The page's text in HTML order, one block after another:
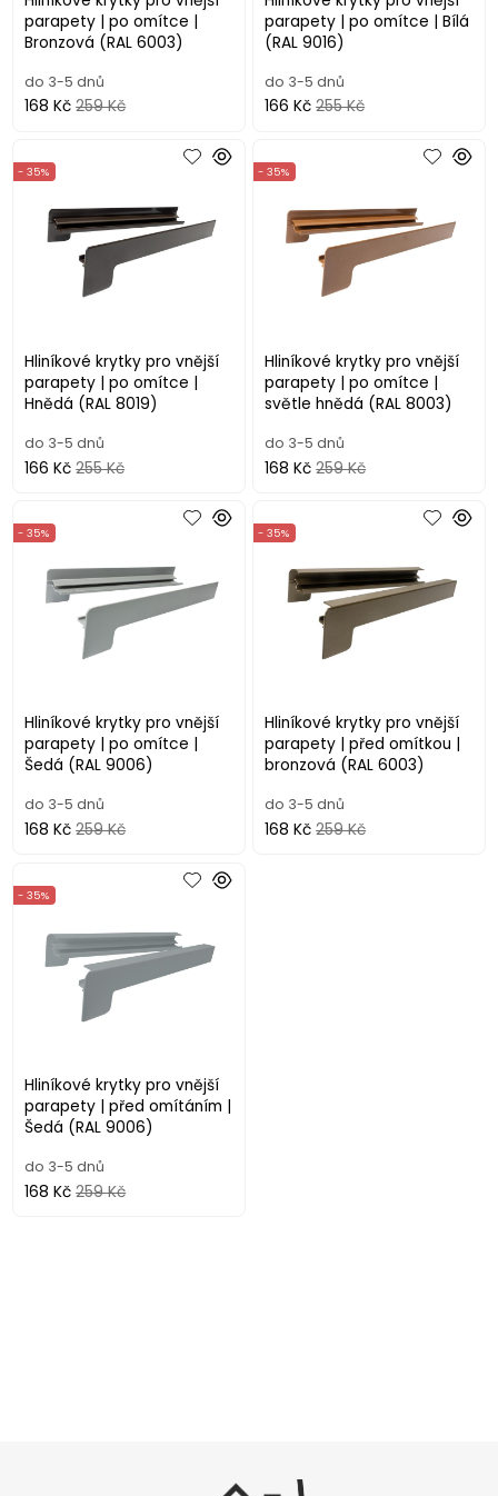
parapety | po omítce |
Bronzová (RAL 6003)
do 3-5 dnů
168 Kč 259 Kč
parapety | po omítce | Bílá
(RAL 9016)
do 3-5 dnů
166 Kč 255 Kč
Hliníkové krytky pro vnější
parapety | po omítce |
Hnědá (RAL 8019)
- 35%
do 3-5 dnů
166 Kč 255 Kč
Hliníkové krytky pro vnější
parapety | po omítce |
světle hnědá (RAL 8003)
- 35%
do 3-5 dnů
168 Kč 259 Kč
Hliníkové krytky pro vnější
parapety | po omítce |
Šedá (RAL 9006)
- 35%
do 3-5 dnů
168 Kč 259 Kč
Hliníkové krytky pro vnější
parapety | před omítkou |
bronzová (RAL 6003)
- 35%
do 3-5 dnů
168 Kč 259 Kč
Hliníkové krytky pro vnější
parapety | před omítáním |
Šedá (RAL 9006)
- 35%
do 3-5 dnů
168 Kč 259 Kč